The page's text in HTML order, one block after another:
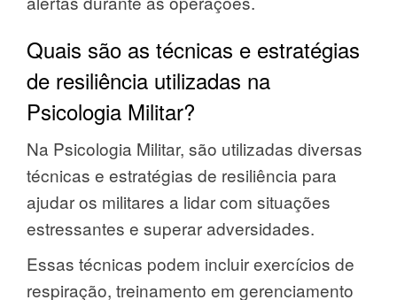
Quais são as técnicas e estratégias
de resiliência utilizadas na
Psicologia Militar?
Na Psicologia Militar, são utilizadas diversas
técnicas e estratégias de resiliência para
ajudar os militares a lidar com situações
estressantes e superar adversidades.
Essas técnicas podem incluir exercícios de
respiração, treinamento em gerenciamento